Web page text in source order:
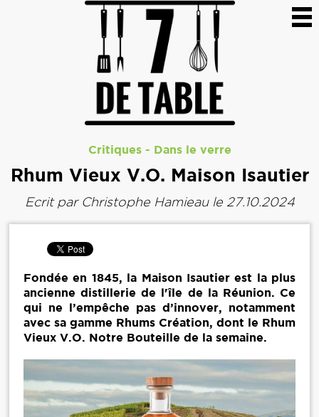
Critiques- Dans le verre
Rhum Vieux V.O. Maison Isautier
Ecrit par Christophe Hamieaule 27.10.2024
Fondée en 1845, la Maison Isautier est la plus
ancienne distillerie de l'île de la Réunion. Ce
qui ne l’empêche pas d’innover, notamment
avec sa gamme Rhums Création, dont le Rhum
Vieux V.O. Notre Bouteille de la semaine.